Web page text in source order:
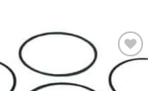
AJOUTER
À LA